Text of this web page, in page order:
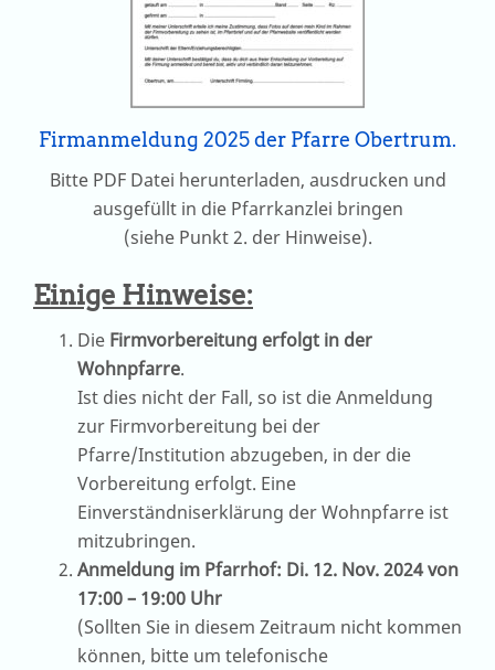
Firmanmeldung 2025 der Pfarre Obertrum.
Bitte PDF Datei herunterladen, ausdrucken und
ausgefüllt in die Pfarrkanzlei bringen
(siehe Punkt 2. der Hinweise).
Einige Hinweise:
Die Firmvorbereitung erfolgt in der
Wohnpfarre.
Ist dies nicht der Fall, so ist die Anmeldung
zur Firmvorbereitung bei der
Pfarre/Institution abzugeben, in der die
Vorbereitung erfolgt. Eine
Einverständniserklärung der Wohnpfarre ist
mitzubringen.
Anmeldung im Pfarrhof: Di. 12. Nov. 2024 von
17:00 – 19:00 Uhr
(Sollten Sie in diesem Zeitraum nicht kommen
können, bitte um telefonische